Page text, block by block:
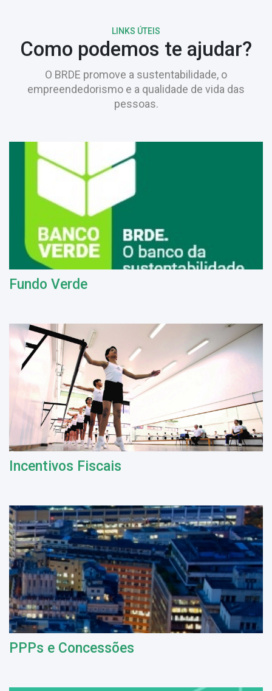
LINKS ÚTEIS
Como podemos te ajudar?
O BRDE promove a sustentabilidade, o
empreendedorismo e a qualidade de vida das
pessoas.
Fundo Verde
Incentivos Fiscais
PPPs e Concessões